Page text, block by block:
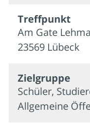
Treffpunkt
Am Gate
23569 Lübeck
Zielgruppe
Schüler,
Allgemeine